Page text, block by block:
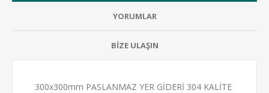
YORUMLAR
BİZE ULAŞIN
300x300mm PASLANMAZ YER GİDERİ 304 KALİTE